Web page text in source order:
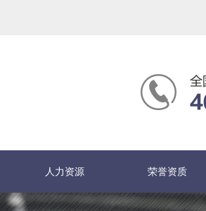
人力资源 荣誉资质